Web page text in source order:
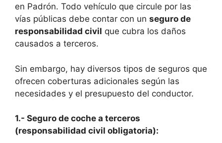
en Padrón. Todo vehículo que circule por las
vías públicas debe contar con un seguro de
responsabilidad civil que cubra los daños
causados a terceros.
Sin embargo, hay diversos tipos de seguros que
ofrecen coberturas adicionales según las
necesidades y el presupuesto del conductor.
1.- Seguro de coche a terceros
(responsabilidad civil obligatoria):